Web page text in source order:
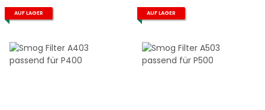
AUF LAGER AUF LAGER